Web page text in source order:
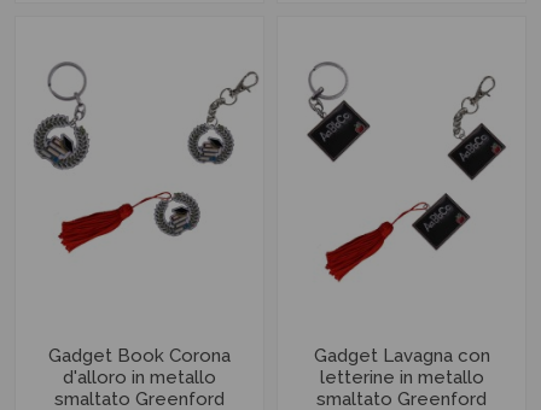
Gadget Book Corona
d'alloro in metallo
smaltato Greenford
Gadget Lavagna con
letterine in metallo
smaltato Greenford